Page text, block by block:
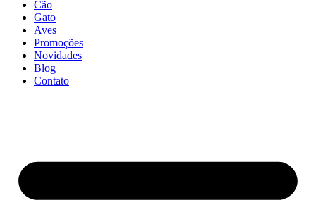
Cão
Gato
Aves
Promoções
Novidades
Blog
Contato